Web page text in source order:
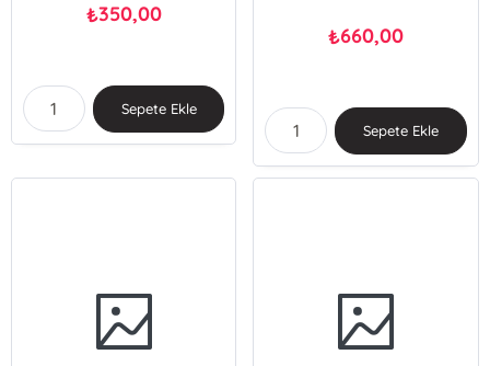
₺350,00
Sepete Ekle
₺660,00
Sepete Ekle